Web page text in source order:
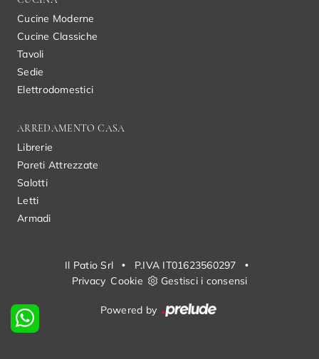
Cucine Moderne
Cucine Classiche
Tavoli
Sedie
Elettrodomestici
ARREDAMENTO CASA
Librerie
Pareti Attrezzate
Salotti
Letti
Armadi
Il Patio Srl • P.IVA IT01623560297
•
Privacy Cookie Gestisci i consensi
Powered by